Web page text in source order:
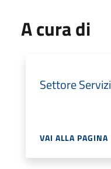
A cura di
Settore
VAI ALLA PAGINA